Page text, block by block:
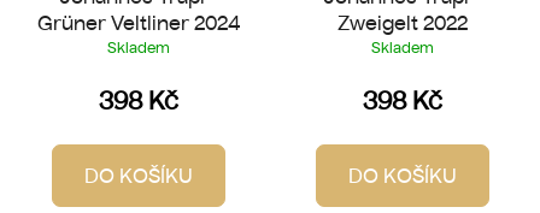
Grüner Veltliner 2024
Skladem
398 Kč
DO KOŠÍKU
Zweigelt 2022
Skladem
398 Kč
DO KOŠÍKU